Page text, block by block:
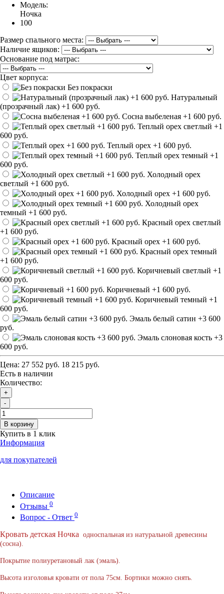
Модель:
Ночка
100
Размер спального места:
Наличие ящиков:
Основание под матрас:
Цвет корпуса:
Без покраски
Натуральный
(прозрачный лак) +1 600 руб.
Сосна выбеленая +1 600 руб.
Теплый орех светлый +1
600 руб.
Теплый орех +1 600 руб.
Теплый орех темный +1
600 руб.
Холодный орех
светлый +1 600 руб.
Холодный орех +1 600 руб.
Холодный орех
темный +1 600 руб.
Красный орех светлый
+1 600 руб.
Красный орех +1 600 руб.
Красный орех темный
+1 600 руб.
Коричневый светлый +1
600 руб.
Коричневый +1 600 руб.
Коричневый темный +1
600 руб.
Эмаль белый сатин +3 600
руб.
Эмаль слоновая кость +3
600 руб.
Цена: 27 552 руб. 18 215 руб.
Есть в наличии
Количество:
+
-
В корзину
Купить в 1 клик
Информация
для покупателей
Описание
Отзывы 0
Вопрос - Ответ 0
Кровать детская Ночка односпальная из натуральной древесины
(сосна).
Покрытие полиуретановый лак (эмаль).
Высота изголовья кровати от пола 75см. Бортики можно снять.